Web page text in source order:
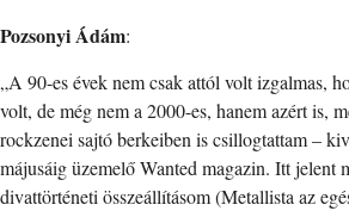
Pozsonyi Ádám:
„A 90-es évek nem csak attól volt izgalmas,
volt, de még nem a 2000-es, hanem azért is,
rockzenei sajtó berkeiben is csillogtattam –
májusáig üzemelő Wanted magazin. Itt jelent
divattörténeti összeállításom (Metallista az